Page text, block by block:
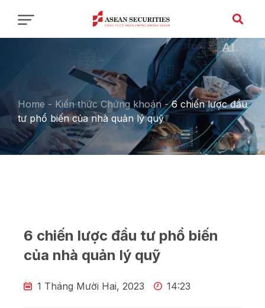
Home - Kiến thức Chứng khoán -6 chiến lược đầu
tư phổ biến của nhà quản lý quỹ
6 chiến lược đầu tư phổ biến
của nhà quản lý quỹ
1 Tháng Mười Hai, 2023 14:23